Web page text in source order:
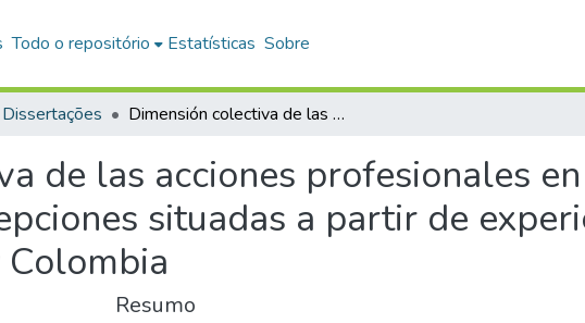
Todo o repositório Estatísticas Sobre
Dimensión colectiva de las acciones profesionales en terapia ocupacional: percepciones situadas a partir de experiencias en Argentina, Chile y Colombia
de las acciones profesionales
situadas a partir de
Resumo